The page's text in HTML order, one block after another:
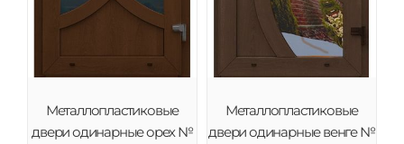
Металлопластиковые
двери одинарные орех №
Металлопластиковые
двери одинарные венге №